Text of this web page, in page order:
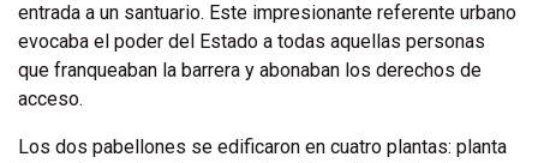
entrada a un santuario. Este impresionante referente urbano
evocaba el poder del Estado a todas aquellas personas
que franqueaban la barrera y abonaban los derechos de
acceso.
Los dos pabellones se edificaron en cuatro plantas: planta